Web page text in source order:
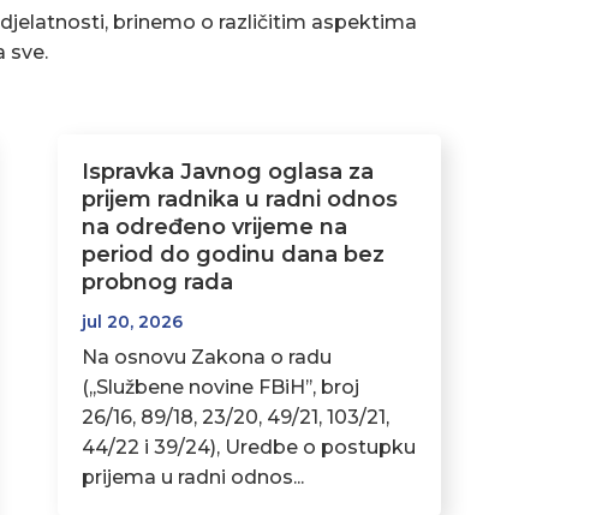
brinemo o različitim aspektima
sve.
Ispravka Javnog oglasa za
prijem radnika u radni odnos
na određeno vrijeme na
period do godinu dana bez
probnog rada
jul 20, 2026
Na osnovu Zakona o radu
(,,Službene novine FBiH’’, broj
26/16, 89/18, 23/20, 49/21, 103/21,
44/22 i 39/24), Uredbe o postupku
prijema u radni odnos...